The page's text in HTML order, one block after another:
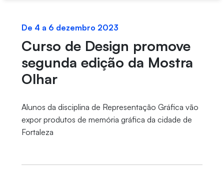
De 4 a 6 dezembro 2023
Curso de Design promove
segunda edição da Mostra
Olhar
Alunos da disciplina de Representação Gráfica vão
expor produtos de memória gráfica da cidade de
Fortaleza